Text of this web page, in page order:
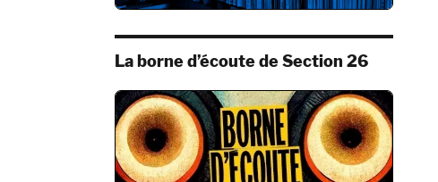
La borne d’écoute de Section 26